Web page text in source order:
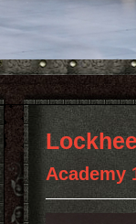
Academy